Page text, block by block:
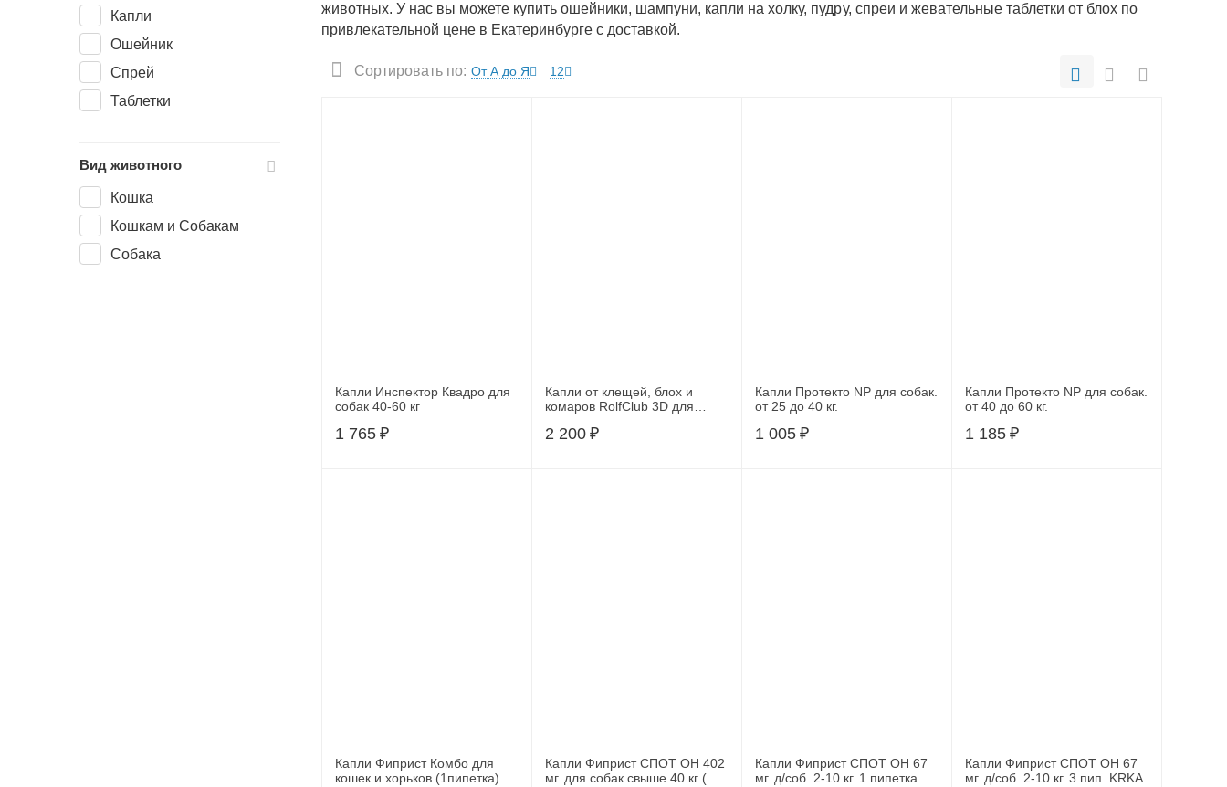
животных. У нас вы можете купить ошейники, шампуни, капли на холку, пудру, спреи и жевательные таблетки от блох по
привлекательной цене в Екатеринбурге с доставкой.
Сортировать по: От А до Я 12
Капли Инспектор Квадро для
собак 40-60 кг
1 765 ₽
Капли от клещей, блох и
комаров RolfClub 3D для
2 200 ₽
Капли Протекто NP для собак.
от 25 до 40 кг.
1 005 ₽
Капли Протекто NP для собак.
от 40 до 60 кг.
1 185 ₽
Капли Фиприст Комбо для
кошек и хорьков (1пипетка)
Капли Фиприст СПОТ ОН 402
мг. для собак свыше 40 кг ( 3
Капли Фиприст СПОТ ОН 67
мг. д/соб. 2-10 кг. 1 пипетка
Капли Фиприст СПОТ ОН 67
мг. д/соб. 2-10 кг. 3 пип. KRKA
Капли
Ошейник
Спрей
Таблетки
Вид животного
Кошка
Кошкам и Собакам
Собака